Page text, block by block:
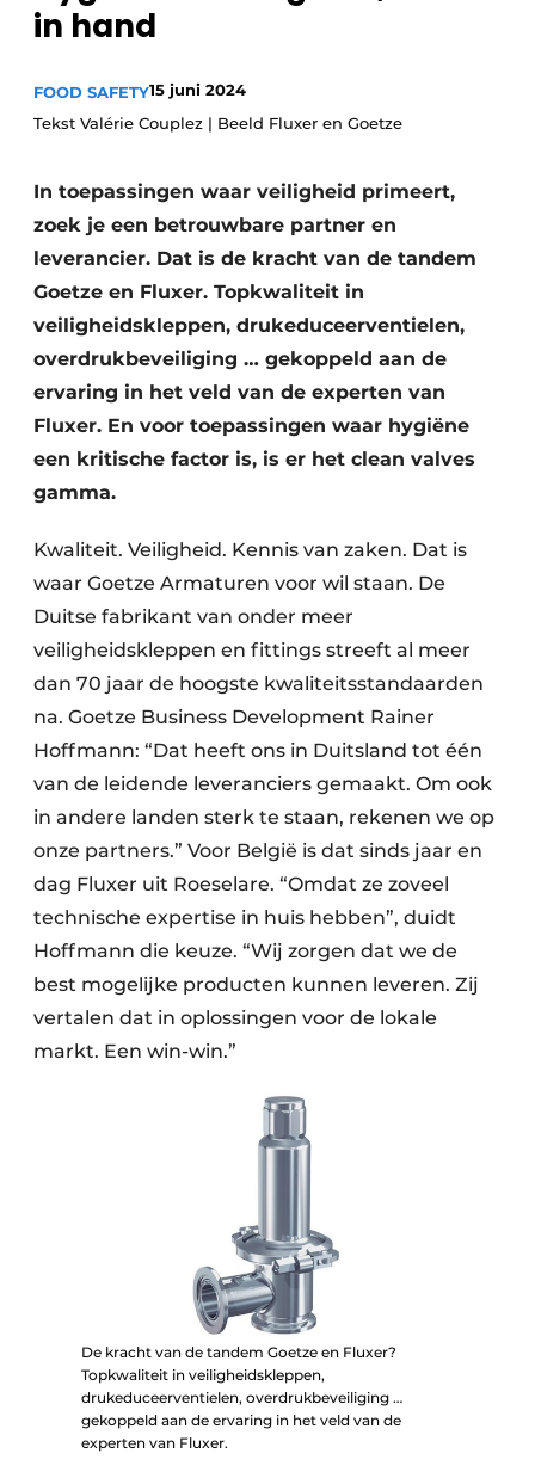
Privacy / Cookie statement
in hand
FOOD SAFETY15 juni 2024
Tekst Valérie Couplez | Beeld Fluxer en Goetze
In toepassingen waar veiligheid primeert,
zoek je een betrouwbare partner en
leverancier. Dat is de kracht van de tandem
Goetze en Fluxer. Topkwaliteit in
veiligheidskleppen, drukeduceerventielen,
overdrukbeveiliging … gekoppeld aan de
ervaring in het veld van de experten van
Fluxer. En voor toepassingen waar hygiëne
een kritische factor is, is er het clean valves
gamma.
Kwaliteit. Veiligheid. Kennis van zaken. Dat is
waar Goetze Armaturen voor wil staan. De
Duitse fabrikant van onder meer
veiligheidskleppen en fittings streeft al meer
dan 70 jaar de hoogste kwaliteitsstandaarden
na. Goetze Business Development Rainer
Hoffmann: “Dat heeft ons in Duitsland tot één
van de leidende leveranciers gemaakt. Om ook
in andere landen sterk te staan, rekenen we op
onze partners.” Voor België is dat sinds jaar en
dag Fluxer uit Roeselare. “Omdat ze zoveel
technische expertise in huis hebben”, duidt
Hoffmann die keuze. “Wij zorgen dat we de
best mogelijke producten kunnen leveren. Zij
vertalen dat in oplossingen voor de lokale
markt. Een win-win.”
De kracht van de tandem Goetze en Fluxer?
Topkwaliteit in veiligheidskleppen,
drukeduceerventielen, overdrukbeveiliging …
gekoppeld aan de ervaring in het veld van de
experten van Fluxer.